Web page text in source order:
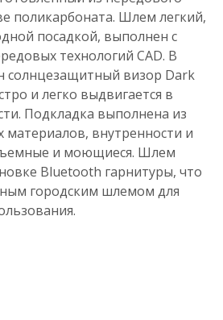
поликарбоната. Шлем легкий,
посадкой, выполнен с
технологий CAD. В
солнцезащитный визор Dark
и легко выдвигается в
Подкладка выполнена из
материалов, внутренности и
и моющиеся. Шлем
Bluetooth гарнитуры, что
городским шлемом для